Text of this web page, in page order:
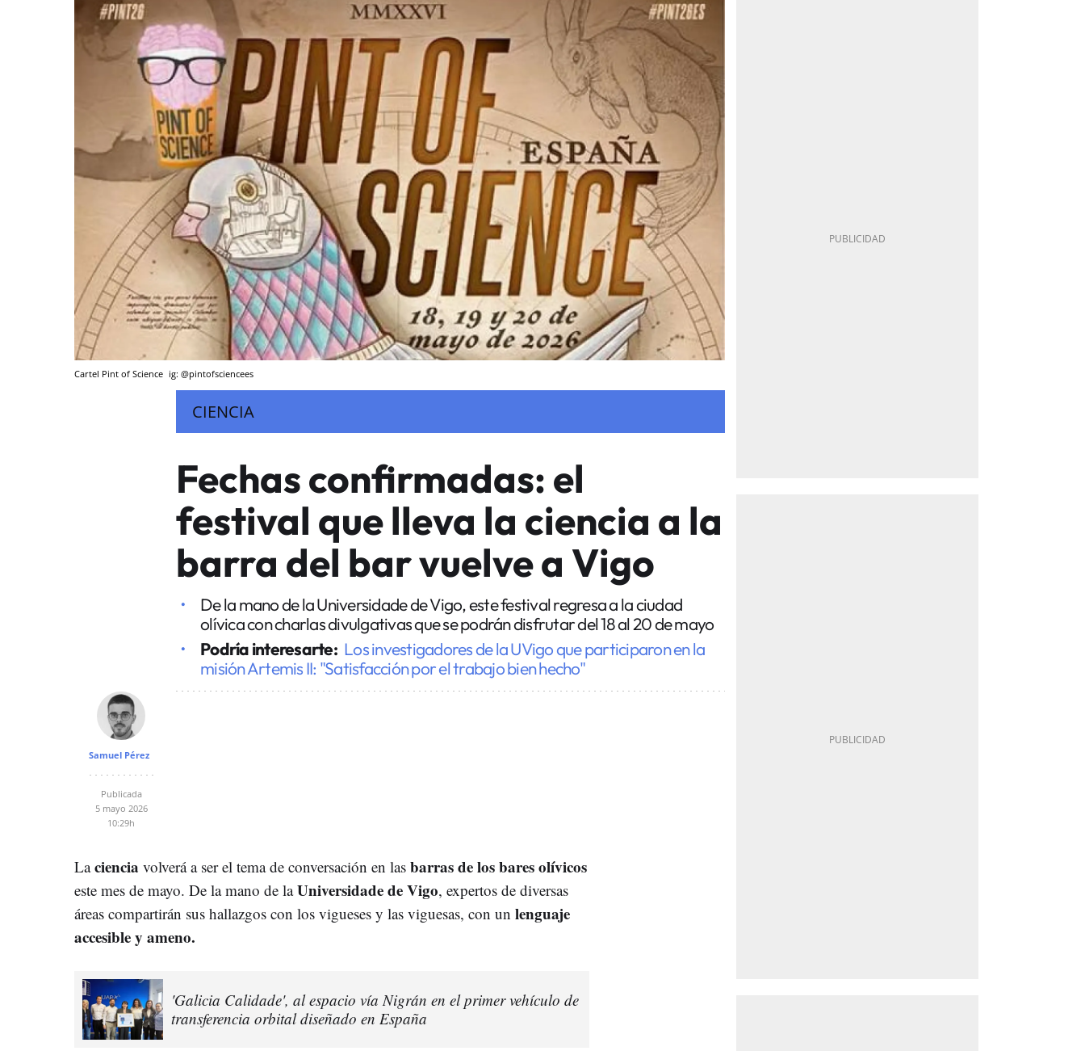
Cartel Pint of Science ig: @pintofsciencees
CIENCIA
Fechas confirmadas: el
festival que lleva la ciencia a la
barra del bar vuelve a Vigo
De la mano de la Universidade de Vigo, este festival regresa a la ciudad
olívica con charlas divulgativas que se podrán disfrutar del 18 al 20 de mayo
Podría interesarte: Los investigadores de la UVigo que participaron en la
misión Artemis II: "Satisfacción por el trabajo bien hecho"
Samuel Pérez
Publicada
5 mayo 2026
10:29h
Laciencia volverá a ser el tema de conversación en las barras de los bares olívicos
este mes de mayo. De la mano de laUniversidade de Vigo, expertos de diversas
áreas compartirán sus hallazgos con los vigueses y las viguesas, con un lenguaje
accesible y ameno.
'Galicia Calidade', al espacio vía Nigrán en el primer vehículo de
transferencia orbital diseñado en España